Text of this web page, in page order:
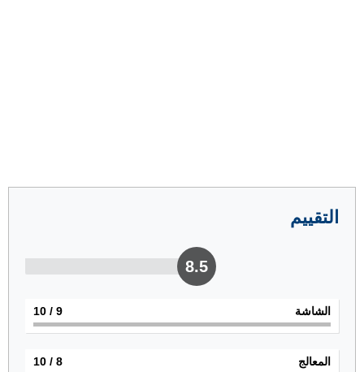
التقييم
8.5
الشاشة 9
/ 10
المعالج 8
/ 10